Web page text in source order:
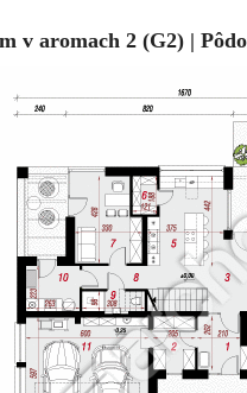
v aromach 2 (G2) |